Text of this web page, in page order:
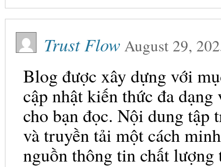
Trust FlowAugust 29,
Blog được xây dựng với
cập nhật kiến thức đa
cho bạn đọc. Nội dung tập
và truyền tải một cách
nguồn thông tin chất